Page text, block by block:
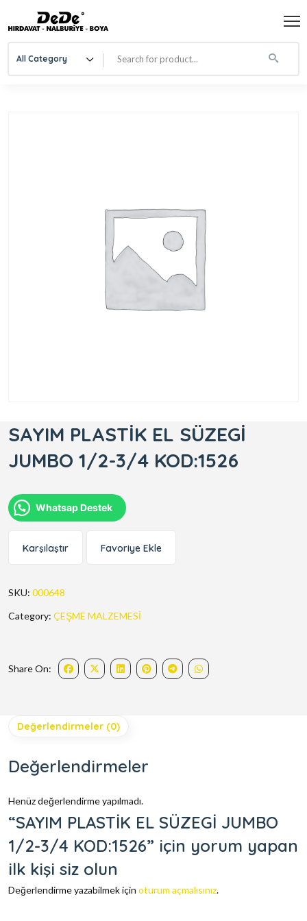
All Category
SAYIM PLASTİK EL SÜZEGİ
JUMBO 1/2-3/4 KOD:1526
Whatsap Destek
Karşılaştır Favoriye Ekle
SKU: 000648
Category: ÇEŞME MALZEMESİ
Share On:
Değerlendirmeler (0)
Değerlendirmeler
Henüz değerlendirme yapılmadı.
“SAYIM PLASTİK EL SÜZEGİ JUMBO
1/2-3/4 KOD:1526” için yorum yapan
ilk kişi siz olun
Değerlendirme yazabilmek için oturum açmalısınız.